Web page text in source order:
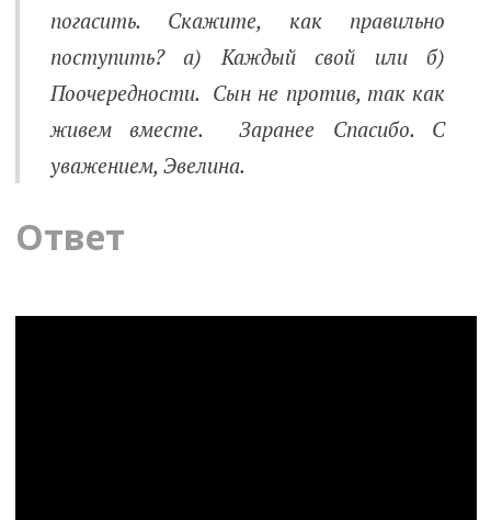
погасить. Скажите, как правильно
поступить? а) Каждый свой или б)
Поочередности. Сын не против, так как
живем вместе. Заранее Спасибо. С
уважением, Эвелина.
Ответ